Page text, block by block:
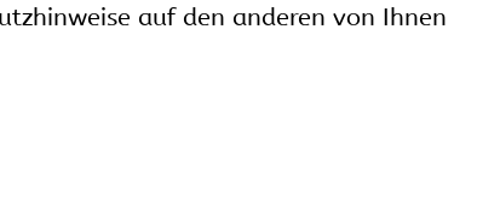
auf den anderen von Ihnen